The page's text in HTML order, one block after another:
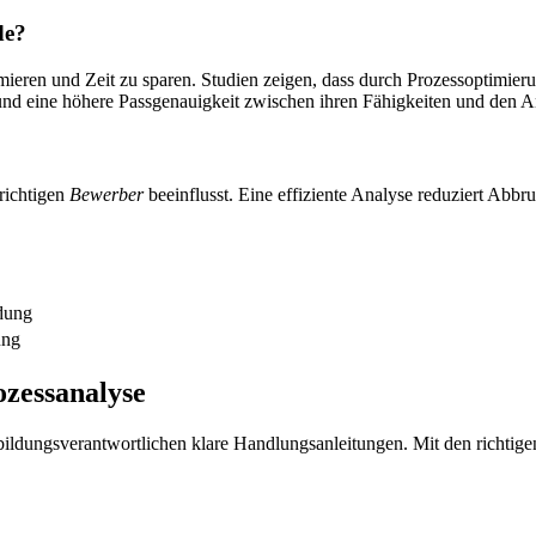
und Zeit zu sparen. Studien zeigen, dass durch
eine höhere Passgenauigkeit zwischen ihren Fähigkeiten und den
Bewerberbeeinflusst. Eine effiziente Analyse reduziert
klare Handlungsanleitungen. Mit den